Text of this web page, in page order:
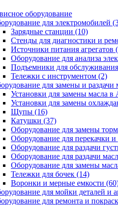
оборудование
для электромобилей
Зарядные станции (10)
Стенды для диагностики и
Источники питания агрегатов
Оборудование для анализа
Подъемники для
Тележки с инструментом (2)
для замены и раздачи
Установки для замены масла
Установки для замены
Щупы (16)
Катушки (37)
Оборудование для замены
Оборудование для перекачки и
Оборудование для раздачи
Оборудование для раздачи
Оборудование для замены
Тележки для бочек (14)
Воронки и мерные емкости
для мойки деталей и
для ремонта и